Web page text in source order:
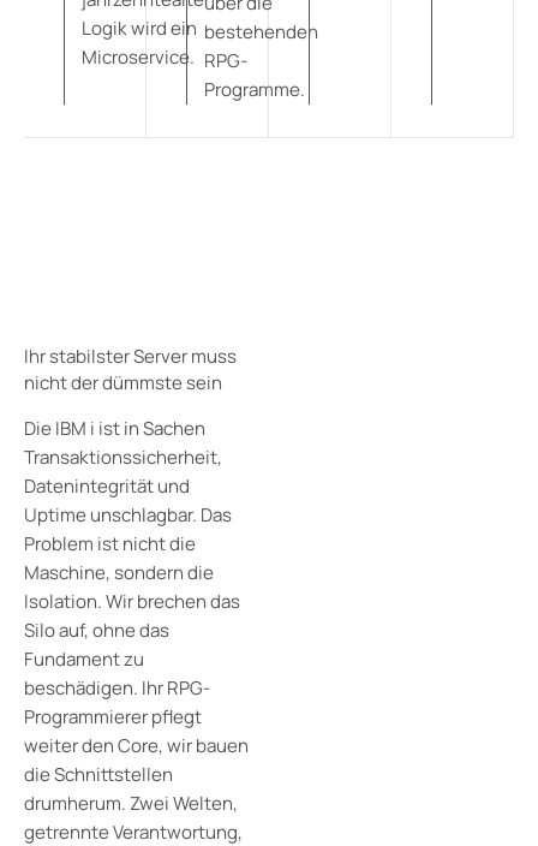
Logik wird ein
Microservice.
bestehenden
RPG-
Programme.
Ihr stabilster Server muss
nicht der dümmste sein
Die IBM i ist in Sachen
Transaktionssicherheit,
Datenintegrität und
Uptime unschlagbar. Das
Problem ist nicht die
Maschine, sondern die
Isolation. Wir brechen das
Silo auf, ohne das
Fundament zu
beschädigen. Ihr RPG-
Programmierer pflegt
weiter den Core, wir bauen
die Schnittstellen
drumherum. Zwei Welten,
getrennte Verantwortung,